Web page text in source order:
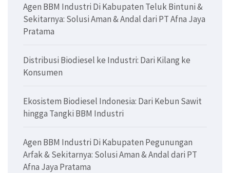
Agen BBM Industri Di Kabupaten Teluk Bintuni &
Sekitarnya: Solusi Aman & Andal dari PT Afna Jaya
Pratama
Distribusi Biodiesel ke Industri: Dari Kilang ke
Konsumen
Ekosistem Biodiesel Indonesia: Dari Kebun Sawit
hingga Tangki BBM Industri
Agen BBM Industri Di Kabupaten Pegunungan
Arfak & Sekitarnya: Solusi Aman & Andal dari PT
Afna Jaya Pratama